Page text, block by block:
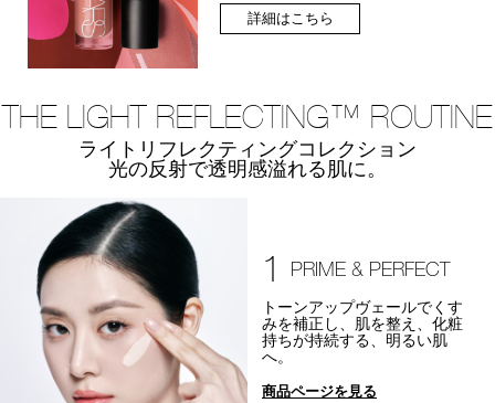
詳細はこちら
THE LIGHT REFLECTING™ ROUTINE
ライトリフレクティングコレクション
光の反射で透明感溢れる肌に。
1 PRIME & PERFECT
トーンアップヴェールでくす
みを補正し、肌を整え、化粧
持ちが持続する、明るい肌
へ。
商品ページを見る